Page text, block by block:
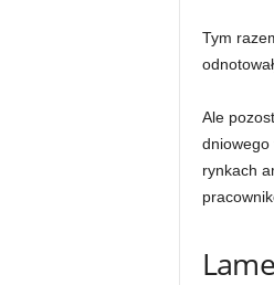
Tym
Ale
dniowego
rynkach